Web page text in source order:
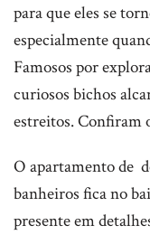
para que eles se
especialmente
Famosos por
curiosos bichos
estreitos. Confiram
O apartamento de
banheiros fica no
presente em